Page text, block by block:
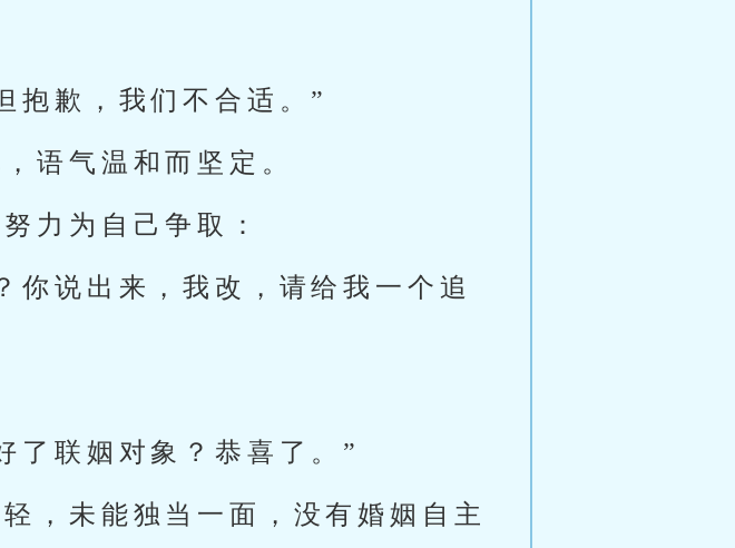
抱歉，我们不合适。”
语气温和而坚定。
力为自己争取：
你说出来，我改，请给我一个追
了联姻对象？恭喜了。”
，未能独当一面，没有婚姻自主